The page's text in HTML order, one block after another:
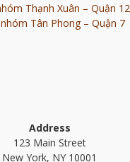
Thạnh Xuân – Quận 12
Tân Phong – Quận 7
Address
123 Main Street
New York, NY 10001